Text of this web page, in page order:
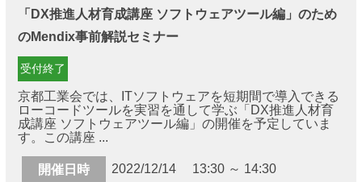
「DX推進人材育成講座 ソフトウェアツール編」のため
のMendix事前解説セミナー
受付終了
京都工業会では、ITソフトウェアを短期間で導入できる
ローコードツールを実習を通して学ぶ「DX推進人材育
成講座 ソフトウェアツール編」の開催を予定していま
す。この講座 ...
開催日時 2022/12/14 13:30 ～ 14:30